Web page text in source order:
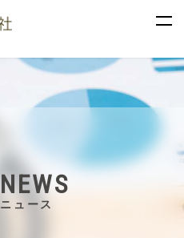
NEWS
ニュース